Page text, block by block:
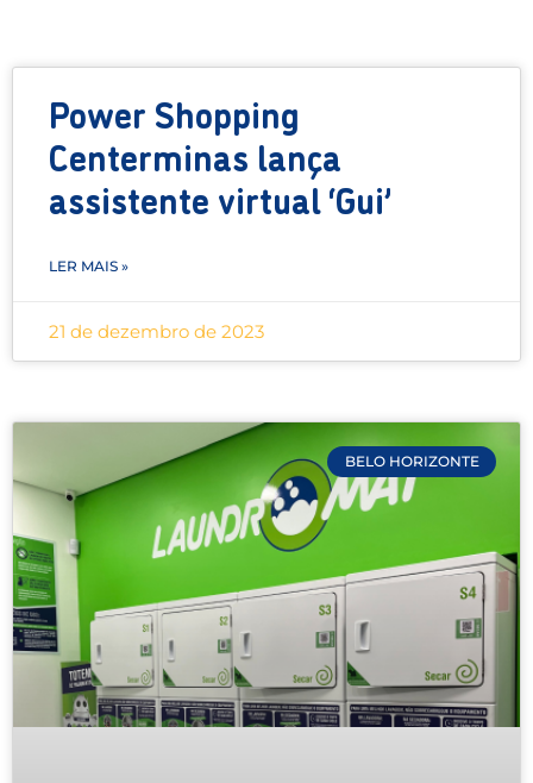
Power Shopping
Centerminas lança
assistente virtual ‘Gui’
LER MAIS »
21 de dezembro de 2023
BELO HORIZONTE